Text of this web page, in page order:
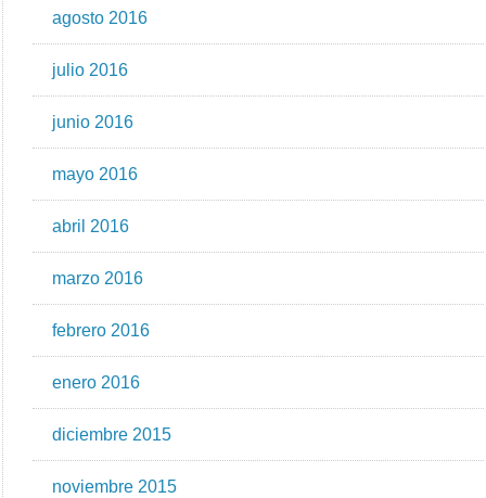
agosto 2016
julio 2016
junio 2016
mayo 2016
abril 2016
marzo 2016
febrero 2016
enero 2016
diciembre 2015
noviembre 2015